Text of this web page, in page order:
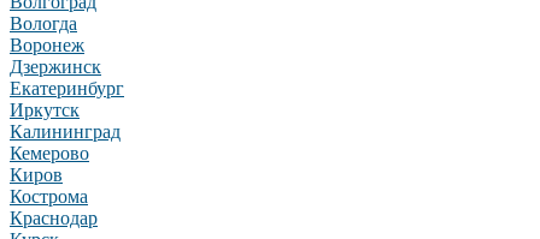
Вологда
Воронеж
Дзержинск
Екатеринбург
Иркутск
Калининград
Кемерово
Киров
Кострома
Краснодар